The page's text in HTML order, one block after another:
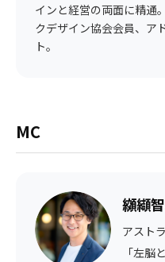
インと経営の両面に精通
クデザイン協会会員、ア
ト。
MC
纐纈
アスト
「左脳